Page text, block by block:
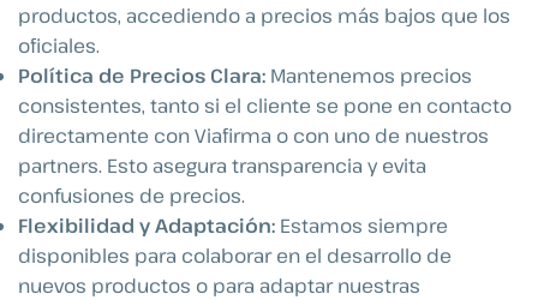
productos, accediendo a precios más bajos que los
oficiales.
Política de Precios Clara: Mantenemos precios
consistentes, tanto si el cliente se pone en contacto
directamente con Viafirma o con uno de nuestros
partners. Esto asegura transparencia y evita
confusiones de precios.
Flexibilidad y Adaptación: Estamos siempre
disponibles para colaborar en el desarrollo de
nuevos productos o para adaptar nuestras